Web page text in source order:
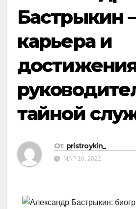
Бастрыкин
карьера и
тайной
От pristroykin_
МАР 16, 2022